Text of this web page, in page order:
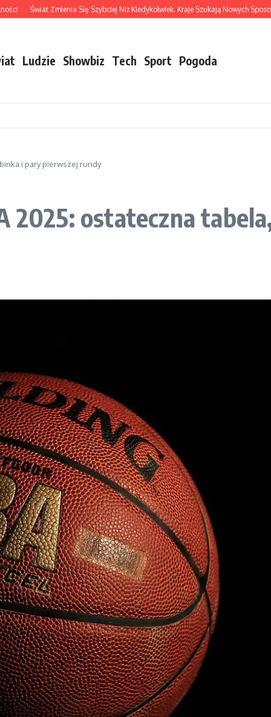
Świat Zmienia Się Szybciej Niż Kiedykolwiek. Kraje Szukają Nowych
Ludzie Showbiz Tech Sport Pogoda
i pary pierwszej rundy
2025: ostateczna